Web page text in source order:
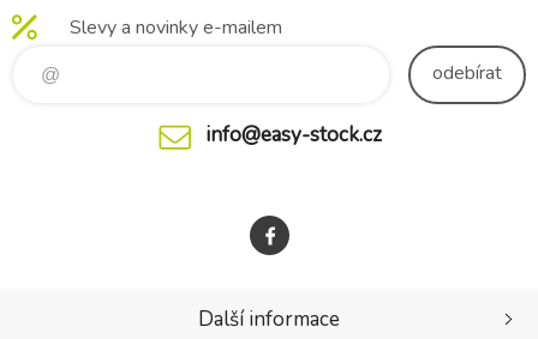
Slevy a novinky e-mailem
odebírat
info@easy-stock.cz
Další informace